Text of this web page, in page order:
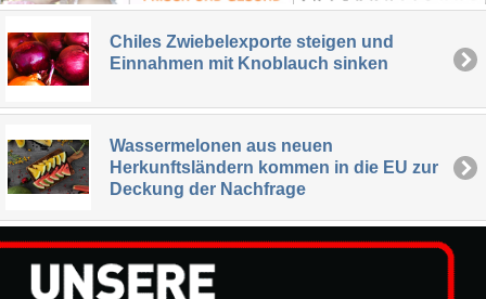
Chiles Zwiebelexporte steigen und
Einnahmen mit Knoblauch sinken
Wassermelonen aus neuen
Herkunftsländern kommen in die EU zur
Deckung der Nachfrage